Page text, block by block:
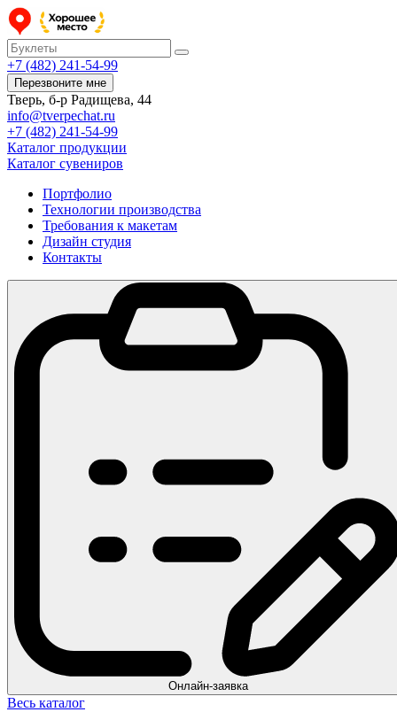
+7 (482) 241-54-99
Перезвоните мне
Тверь, б-р Радищева, 44
info@tverpechat.ru
+7 (482) 241-54-99
Каталог продукции
Каталог сувениров
Портфолио
Технологии производства
Требования к макетам
Дизайн студия
Контакты
Онлайн-заявка
Весь каталог